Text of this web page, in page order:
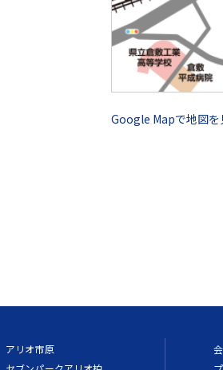
Google Mapで地図を
アリオ市原